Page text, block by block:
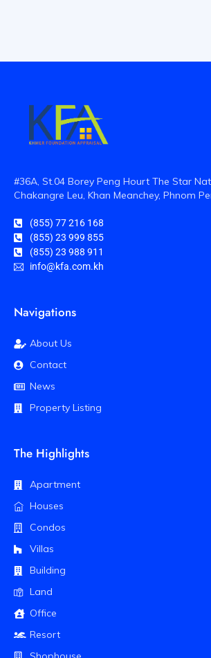
#36A, St.04 Borey Peng Hourt The Star
Chakangre Leu, Khan Meanchey, Phnom
(855) 77 216 168
(855) 23 999 855
(855) 23 988 911
info@kfa.com.kh
Navigations
About Us
Contact
News
Property Listing
The Highlights
Apartment
Houses
Condos
Villas
Building
Land
Office
Resort